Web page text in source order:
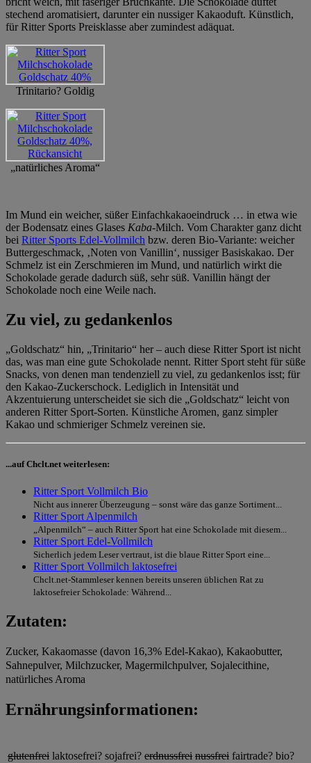
stechend aromatisiert, darunter ein nussiger Kakaoduft. Künstlich,
für Ritter Sports Preisklasse aber zumindest adäquat.
Trinitario? Goldig
„natürliches Aroma“
Im Mund ein weicher, süßer Einfachkakaoeindruck … in etwa wie
der Bodensatz eines Glases Kaba-Milch. Vom Charakter ganz dicht
bei Ritter Sports Edel-Vollmilch bzw. deren Bio-Variante: weicher
Buttergeschmack, ‚Noten von Vanillin‘, nussiger Basiskakao. Der
Schmelz ist ein Zerschmieren im Mund, und natürlich wirkt die
Schokolade gerade dadurch süß, sehr süß. Vanillin hängt der
Schokolade noch eine Weile nach.
Zu viel, zu gedankenlos
„Goldschatz“ hin, „Trinitario“ her – auch diese Ritter Sport ist nicht
das, was man eine gute Schokolade nennt. Ritter Sport steht für süße
Snacks, von denen man tendenziell zu viel, zu gedankenlos isst; für
den Kakao-Zuckerschock. Lediglich in Intensität und
Akzentuierung unterscheidet sie sich die „Goldschatz“ leicht von
anderen Ritter Sport-Sorten. Künstliche Aromen, ganz simpler
Kakao und schmieriger Schmelz vereinen sie.
...auf Chclt.net weiterlesen:
Ritter Sport Vollmilch Bio
Nicht aus innerer Überzeugung – sonst wäre das ganze Sortiment...
Ritter Sport Alpenmilch
„Alpenmilch“ – auch Ritter Sport hat eine Schokolade mit diesem...
Ritter Sport Edel-Vollmilch
Sicherlich jedem Leser vertraut, ist die blaue Ritter Sport eine...
Ritter Sport Vollmilch laktosefrei
Chclt.net-Stammleser kennen bereits unseren üblichen Rat zu
laktosefreier Schokolade: Während...
Zutaten:
Zucker, Kakaomasse (davon 16,3% Edel-Kakao), Kakaobutter,
Sahnepulver, Milchzucker, Magermilchpulver, Sojalecithine,
natürliches Aroma
Ernährungsinformationen:
glutenfrei laktosefrei? sojafrei? erdnussfrei nussfrei fairtrade? bio?